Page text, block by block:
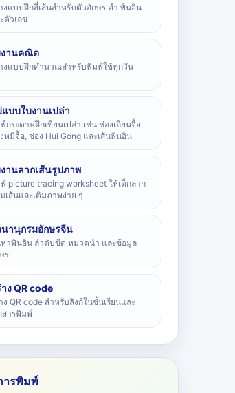
งแบบฝึกสี่เส้นสำหรับตัวอักษร คำ พินอิน
ตัวเลข
งานคณิต
งแบบฝึกคำนวณสำหรับพิมพ์ใช้ทุกวัน
บบใบงานเปล่า
กระดาษฝึกเขียนเปล่า เช่น ช่องเถียนจื้อ,
หมี่จื้อ, ช่อง Hui Gong และเส้นพินอิน
านลากเส้นรูปภาพ
picture tracing worksheet ให้เด็กลาก
เส้นและเติมภาพง่าย ๆ
านุกรมอักษรจีน
าพินอิน ลำดับขีด หมวดนำ และข้อมูล
ร
ง QR code
ง QR code สำหรับลิงก์ในชั้นเรียนและ
สารพิมพ์
ารพิมพ์